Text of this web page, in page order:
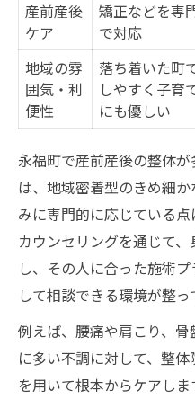
産前産後
ケア
矯正などを専
で対応
地域の雰
囲気・利
便性
落ち着いた町
しやすく子育
にも優しい
永福町で産前産後の整体
は、地域密着型のきめ細
みに専門的に応じている
カウンセリングを通じて
し、その人に合った施術
して相談できる環境が整っ
例えば、腰痛や肩こり、
に多い不調に対して、整
を用いて根本からケアし